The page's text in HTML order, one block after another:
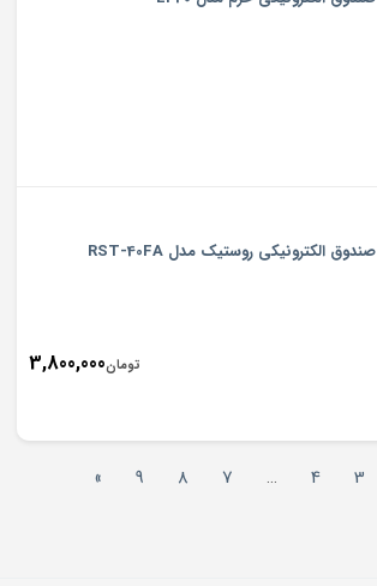
صندوق الکترونیکی روستیک مدل RST-40FA
تومان3,800,000
3
4
…
7
8
9
»